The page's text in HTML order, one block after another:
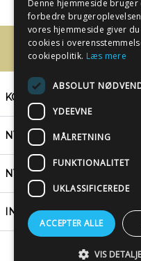
Har du spørgsmål,
KONTAKT
NYHEDSBREV
NYTTIGE LINKS
INSPIRATION
Denne hjemmeside
forbedre
vores hjemmeside giver
cookies i
cookiepolitik. Læs mere
ABSOLUT
YDEEVNE
MÅLRETNING
FUNKTIONALITET
UKLASSIFICEREDE
ACCEPTER ALLE
VIS